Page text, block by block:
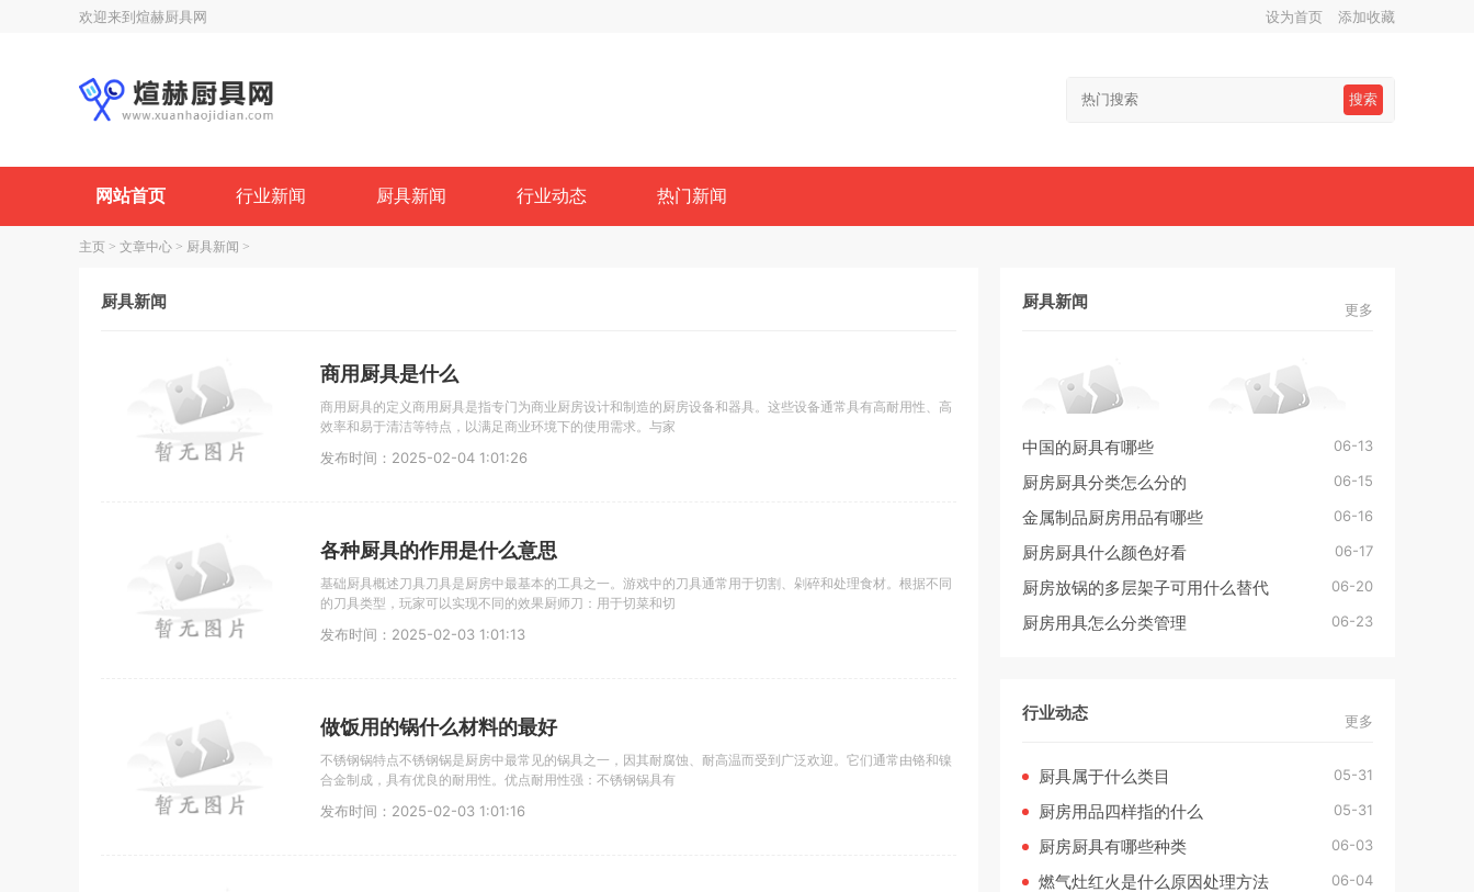
欢迎来到煊赫厨具网 设为首页 添加收藏
搜索
网站首页 行业新闻 厨具新闻 行业动态 热门新闻
主页 > 文章中心 > 厨具新闻 >
厨具新闻
商用厨具是什么
商用厨具的定义商用厨具是指专门为商业厨房设计和制造的厨房设备和器具。这些设备通常具有高耐用性、高
效率和易于清洁等特点，以满足商业环境下的使用需求。与家
发布时间：2025-02-04 1:01:26
各种厨具的作用是什么意思
基础厨具概述刀具刀具是厨房中最基本的工具之一。游戏中的刀具通常用于切割、剁碎和处理食材。根据不同
的刀具类型，玩家可以实现不同的效果厨师刀：用于切菜和切
发布时间：2025-02-03 1:01:13
做饭用的锅什么材料的最好
不锈钢锅特点不锈钢锅是厨房中最常见的锅具之一，因其耐腐蚀、耐高温而受到广泛欢迎。它们通常由铬和镍
合金制成，具有优良的耐用性。优点耐用性强：不锈钢锅具有
发布时间：2025-02-03 1:01:16
厨具新闻 更多
中国的厨具有哪些 06-13
厨房厨具分类怎么分的 06-15
金属制品厨房用品有哪些 06-16
厨房厨具什么颜色好看 06-17
厨房放锅的多层架子可用什么替代 06-20
厨房用具怎么分类管理 06-23
行业动态 更多
厨具属于什么类目 05-31
厨房用品四样指的什么 05-31
厨房厨具有哪些种类 06-03
燃气灶红火是什么原因处理方法 06-04